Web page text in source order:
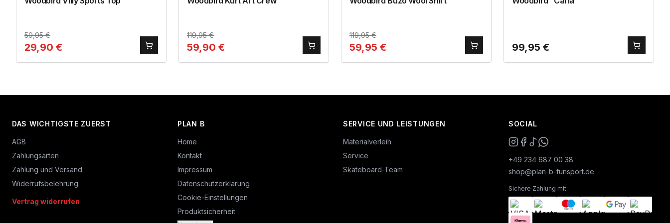
59,95€
29,90 €
119,95€
59,90 €
119,95€
59,95 € 99,95 €
DAS WICHTIGSTE ZUERST
AGB
Zahlungsarten
Zahlung und Versand
Widerrufsbelehrung
Vertrag widerrufen
PLAN B
Home
Kontakt
Impressum
Datenschutzerklärung
Cookie-Einstellungen
Produktsicherheit
SERVICE UND LEISTUNGEN
Materialverleih
Service
Skateboard-Team
SOCIAL
+49 234 687 00 38
shop@plan-b-funsport.de
Sichere Zahlung mit: